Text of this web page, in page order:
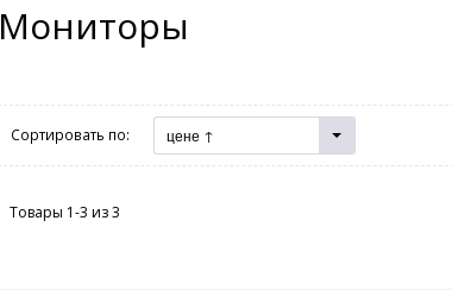
Мониторы
Сортировать по: цене ↑
Товары 1-3 из3